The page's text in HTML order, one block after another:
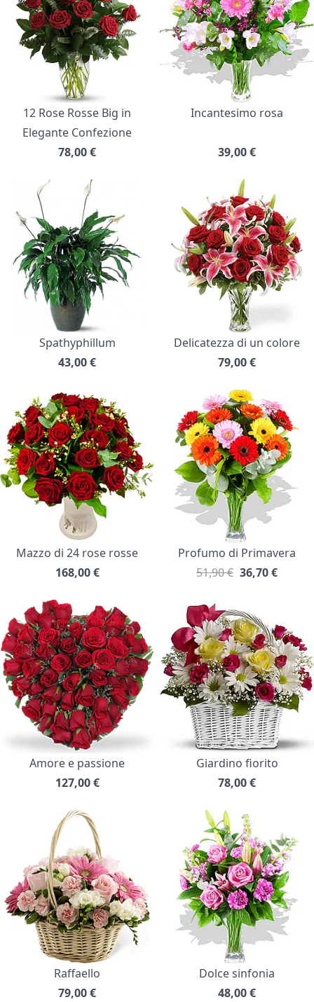
12 Rose Rosse Big in
Elegante Confezione
78,00€
Incantesimo rosa
39,00€
Spathyphillum
43,00€
Delicatezza di un colore
79,00€
Mazzo di 24 rose rosse
168,00 €
Profumo di Primavera
51,90 € 36,70€
Amore e passione
127,00 €
Giardino fiorito
78,00€
Raffaello
79,00€
Dolce sinfonia
48,00€